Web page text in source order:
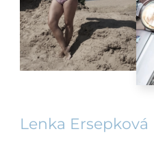
Lenka Ersepková